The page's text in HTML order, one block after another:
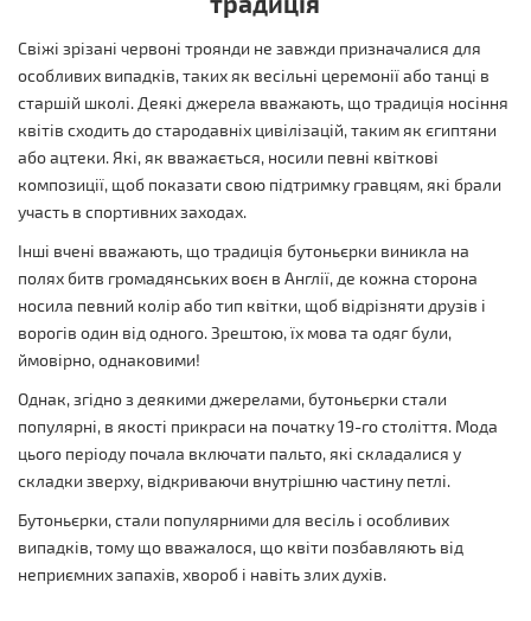
Свіжі зрізані червоні троянди не завжди призначалися для
особливих випадків, таких як весільні церемонії або танці в
старшій школі. Деякі джерела вважають, що традиція носіння
квітів сходить до стародавніх цивілізацій, таким як єгиптяни
або ацтеки. Які, як вважається, носили певні квіткові
композиції, щоб показати свою підтримку гравцям, які брали
участь в спортивних заходах.
Інші вчені вважають, що традиція бутоньєрки виникла на
полях битв громадянських воєн в Англії, де кожна сторона
носила певний колір або тип квітки, щоб відрізняти друзів і
ворогів один від одного. Зрештою, їх мова та одяг були,
ймовірно, однаковими!
Однак, згідно з деякими джерелами, бутоньєрки стали
популярні, в якості прикраси на початку 19-го століття. Мода
цього періоду почала включати пальто, які складалися у
складки зверху, відкриваючи внутрішню частину петлі.
Бутоньєрки, стали популярними для весіль і особливих
випадків, тому що вважалося, що квіти позбавляють від
неприємних запахів, хвороб і навіть злих духів.